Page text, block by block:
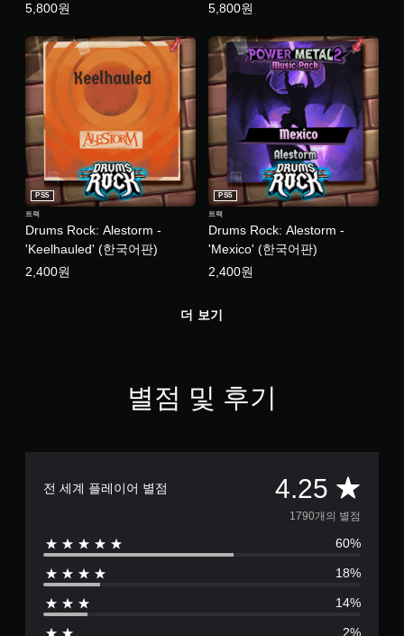
5,800원 5,800원
Drums Rock: Alestorm -
'Keelhauled' (한국어판)
PS5
트랙
2,400원
Drums Rock: Alestorm -
'Mexico' (한국어판)
PS5
트랙
2,400원
더 보기
별점 및 후기
전 세계 플레이어 별점 4.25 총
1
7
9
1790개의 별점
60%
18%
14%
2%